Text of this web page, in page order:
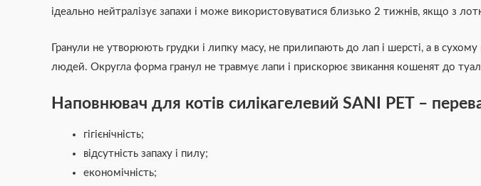
ідеально нейтралізує запахи і може використовуватися близько 2 тижнів, якщо з
Гранули не утворюють грудки і липку масу, не прилипають до лап і шерсті, а в
людей. Округла форма гранул не травмує лапи і прискорює звикання кошенят до
Наповнювач для котів силікагелевий SANI PET –
гігієнічність;
відсутність запаху і пилу;
економічність;